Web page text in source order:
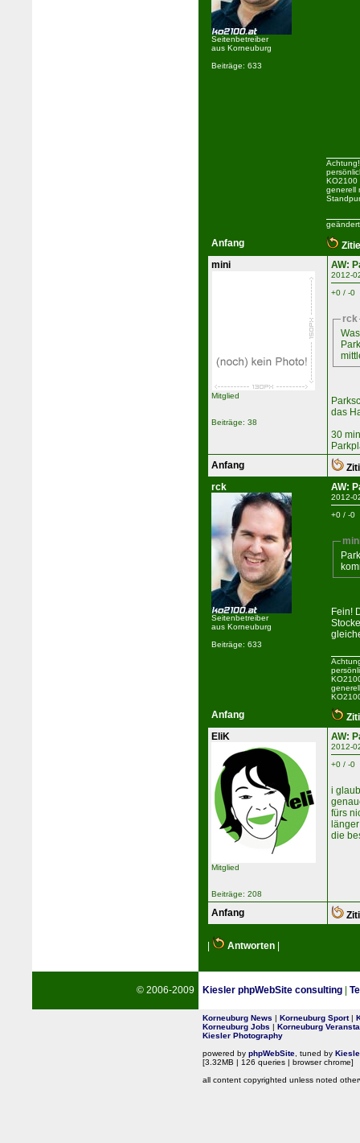
Seitenbetreiber
aus Korneuburg
Beiträge: 633
KO2100
generell
Anfang
mini
Mitglied
Beiträge: 38
AW:
2012-
+0 / -0
rck
das
30
Anfang
rck
Seitenbetreiber
aus Korneuburg
Beiträge: 633
AW:
2012-
+0 / -0
Fein!
Anfang
EliK
Mitglied
Beiträge: 208
AW:
2012-
+0 / -0
i
fürs
die
Anfang
Antworten
© 2006-2009 Kiesler phpWebSite consulting
Korneuburg News | Korneuburg Sport|
Korneuburg Jobs | Korneuburg
Kiesler Photography
powered by phpWebSite , tuned by
[3.32MB | 126 queries | browser chrome]
all content copyrighted unless noted